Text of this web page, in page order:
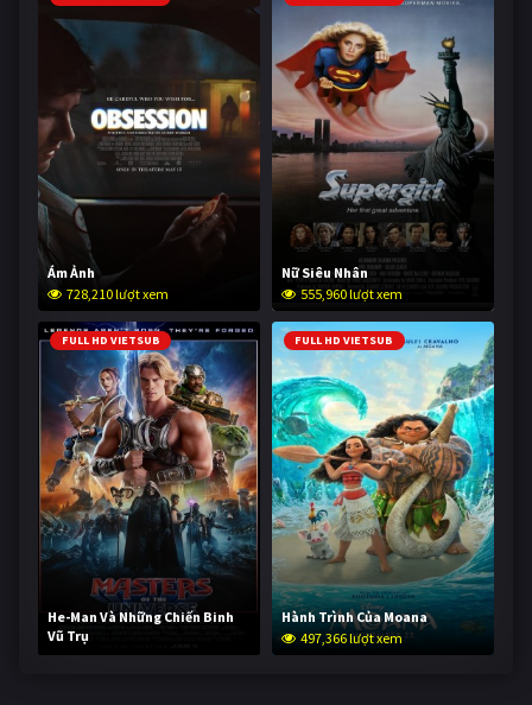
Ám Ảnh
728,210 lượt xem
Nữ Siêu Nhân
555,960 lượt xem
FULL HD VIETSUB
He-Man Và Những Chiến Binh
Vũ Trụ
246,650 lượt xem
FULL HD VIETSUB
Hành Trình Của Moana
497,366 lượt xem